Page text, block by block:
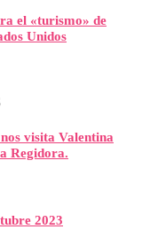
el «turismo» de
Unidos
visita Valentina
Regidora.
2023